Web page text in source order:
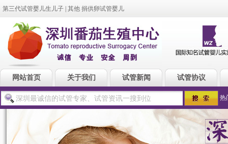
第三代试管婴儿生儿子 其他 捐供卵试管婴儿
网站首页 关于我们 试管新闻 试管协议
热